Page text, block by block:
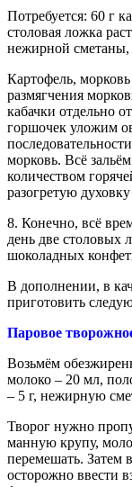
Потребуется: 60 г
столовая ложка
нежирной сметаны,
Картофель,
размягчения
кабачки отдельно
горшочек уложим
морковь. Всё
количеством
разогретую
8. Конечно, всё
день две столовых
шоколадных
В дополнении, в
приготовить
Паровое
Возьмём
молоко – 20 мл,
– 5 г, нежирную
Творог нужно
манную крупу,
перемешать. Затем
осторожно ввести